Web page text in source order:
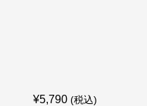
¥5,790 (税込)